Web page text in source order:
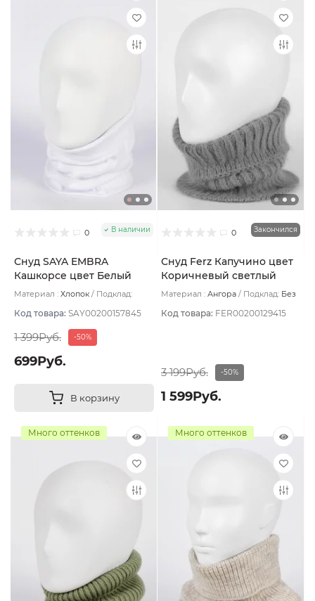
0 В наличии
Снуд SAYA EMBRA
Кашкорсе цвет Белый
Материал : Хлопок
Подклад:
Код товара: SAY00200157845
1 399Руб. -50%
699Руб.
В корзину
0 Закончился
Снуд Ferz Капучино цвет
Коричневый светлый
Материал : Ангора Подклад: Без
Код товара: FER00200129415
3 199Руб. -50%
1 599Руб.
Много оттенков Много оттенков